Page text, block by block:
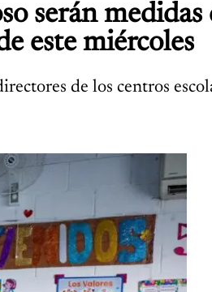
serán
este miércoles
de los centros